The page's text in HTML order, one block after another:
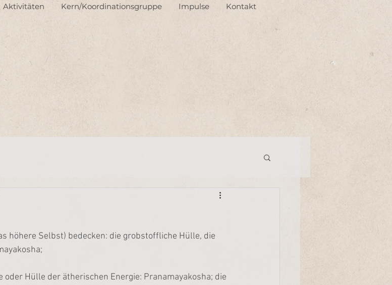
Aktivitäten Kern/Koordinationsgruppe Impulse Kontakt
höhere Selbst) bedecken: die grobstoffliche Hülle, die
Hülle der ätherischen Energie: Pranamayakosha; die